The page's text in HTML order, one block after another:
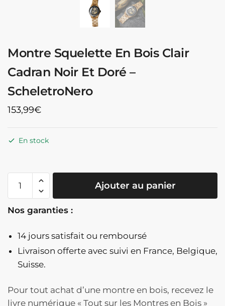
Montre Squelette En Bois Clair
Cadran Noir Et Doré –
ScheletroNero
153,99€
En stock
Squelette
Bois
Clair
Cadran
Et
Doré
Ajouter au panier
Nos garanties :
14 jours satisfait ou remboursé
Livraison offerte avec suivi en France, Belgique,
Suisse.
Pour tout achat d’une montre en bois, recevez le
livre numérique « Tout sur les Montres en Bois »